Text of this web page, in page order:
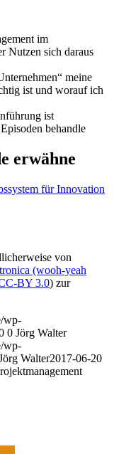
im
Nutzen sich daraus
meine
ist und worauf ich
ist
behandle
erwähne
für Innovation
von
(wooh-yeah
BY 3.0) zur
wp-
0 Jörg Walter
wp-
Walter2017-06-20